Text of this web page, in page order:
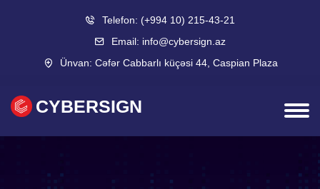
Telefon: (+994 10) 215-43-21
Email: info@cybersign.az
Ünvan: Cəfər Cabbarlı küçəsi 44, Caspian Plaza
CYBERSIGN